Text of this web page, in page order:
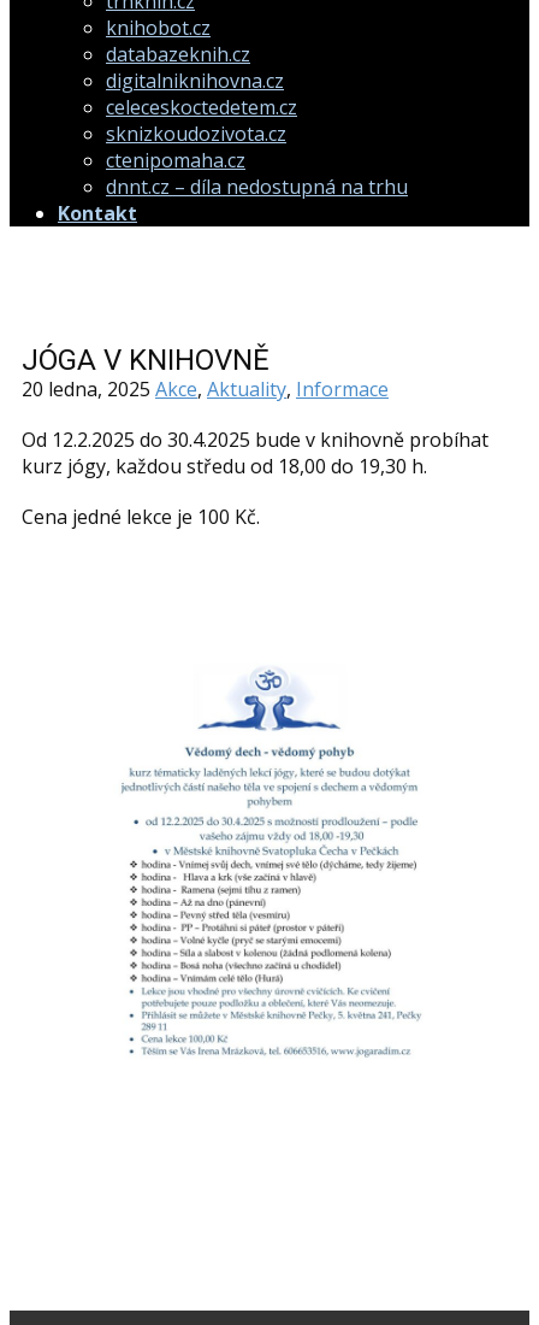
knihobot.cz
databazeknih.cz
digitalniknihovna.cz
celeceskoctedetem.cz
sknizkoudozivota.cz
ctenipomaha.cz
dnnt.cz – díla nedostupná na trhu
Kontakt
JÓGA V KNIHOVNĚ
20 ledna, 2025 Akce, Aktuality, Informace
Od 12.2.2025 do 30.4.2025 bude v knihovně probíhat
kurz jógy, každou středu od 18,00 do 19,30 h.
Cena jedné lekce je 100 Kč.